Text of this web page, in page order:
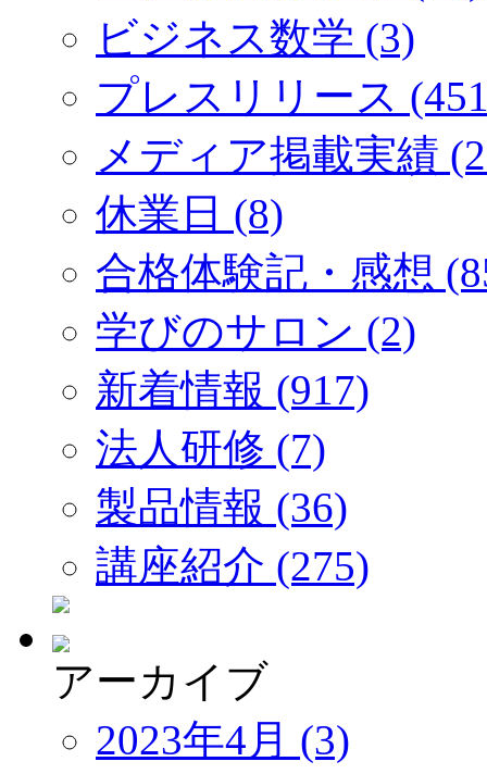
ビジネス数学 (3)
プレスリリース
メディア掲載実績
休業日 (8)
合格体験記・感想
学びのサロン (2)
新着情報 (917)
法人研修 (7)
製品情報 (36)
講座紹介 (275)
アーカイブ
2023年4月 (3)